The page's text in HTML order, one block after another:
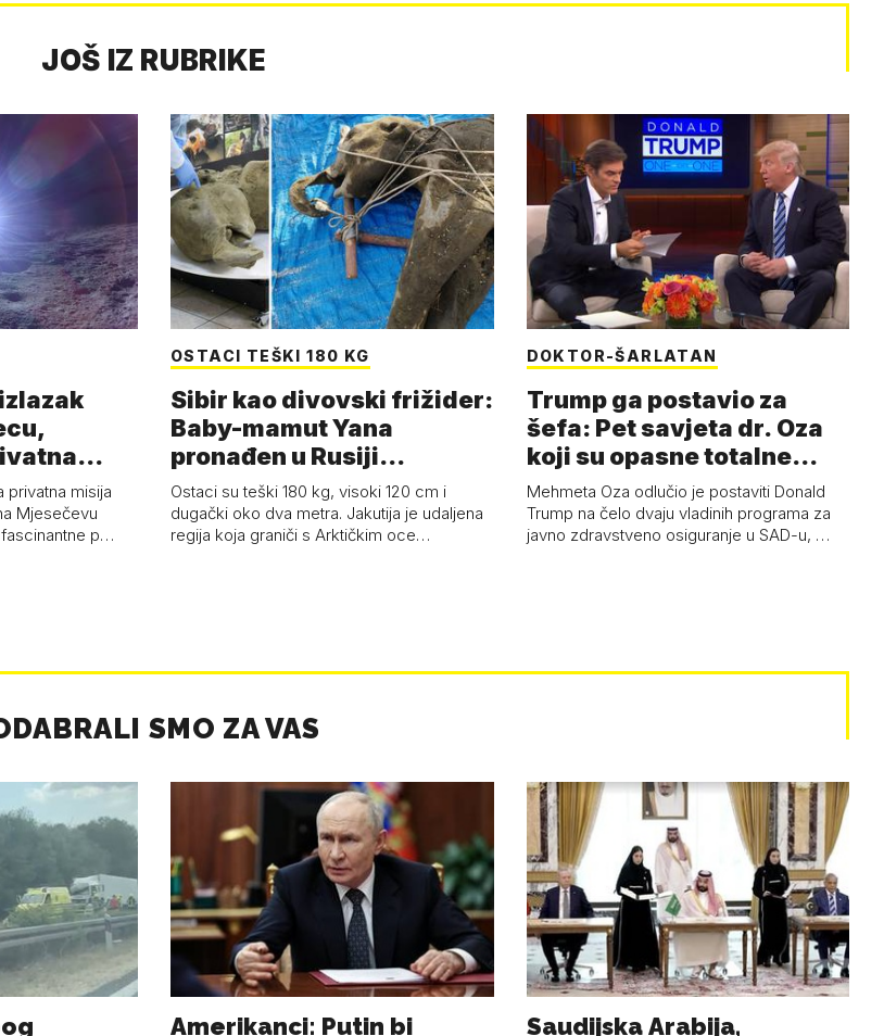
JOŠ IZ RUBRIKE
privatna misija
Mjesečevu
p…
OSTACI TEŠKI 180 KG
Sibir kao divovski frižider:
Baby-mamut Yana
pronađen u Rusiji
najsačuvaniji je…
Ostaci su teški 180 kg, visoki 120 cm i
dugački oko dva metra. Jakutija je udaljena
regija koja graniči s Arktičkim oce…
DOKTOR-ŠARLATAN
Trump ga postavio za
šefa: Pet savjeta dr. Oza
koji su opasne totalne
budalašti…
Mehmeta Oza odlučio je postaviti Donald
Trump na čelo dvaju vladinih programa za
javno zdravstveno osiguranje u SAD-u, …